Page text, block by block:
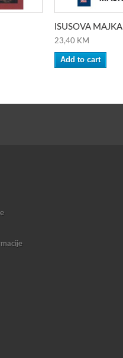
ISUSOVA MAJKA
23,40 KM
Add to cart